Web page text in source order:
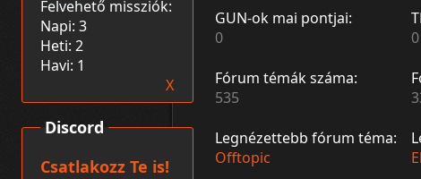
GUN-ok mai pontjai:
0
0
Fórum témák száma:
535
Legnézettebb fórum téma:
Offtopic
Discord
Csatlakozz Te is!
Felvehető missziók:
Napi: 3
Heti: 2
Havi: 1
X